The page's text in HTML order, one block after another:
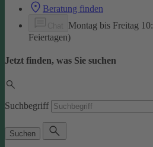
Beratung finden
Montag bis Freitag
Feiertagen)
Jetzt finden, was Sie suchen
Suchbegriff
Suchen